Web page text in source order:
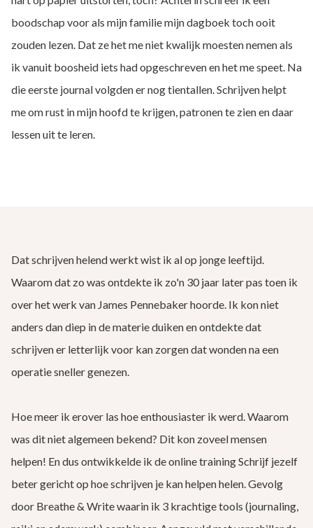
boodschap voor als mijn familie mijn dagboek toch ooit
zouden lezen. Dat ze het me niet kwalijk moesten nemen als
ik vanuit boosheid iets had opgeschreven en het me speet. Na
die eerste journal volgden er nog tientallen. Schrijven helpt
me om rust in mijn hoofd te krijgen, patronen te zien en daar
lessen uit te leren.
Dat schrijven helend werkt wist ik al op jonge leeftijd.
Waarom dat zo was ontdekte ik zo'n 30 jaar later pas toen ik
over het werk van James Pennebaker hoorde. Ik kon niet
anders dan diep in de materie duiken en ontdekte dat
schrijven er letterlijk voor kan zorgen dat wonden na een
operatie sneller genezen.
Hoe meer ik erover las hoe enthousiaster ik werd. Waarom
was dit niet algemeen bekend? Dit kon zoveel mensen
helpen! En dus ontwikkelde ik de online training Schrijf jezelf
beter gericht op hoe schrijven je kan helpen helen. Gevolg
door Breathe & Write waarin ik 3 krachtige tools (journaling,